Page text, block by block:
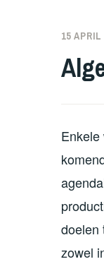
15 APRIL
doelen
zowel